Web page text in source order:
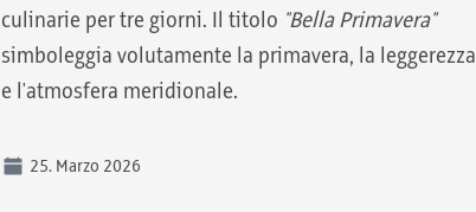
culinarie per tre giorni. Il titolo "Bella Primavera"
simboleggia volutamente la primavera, la leggerezza
e l'atmosfera meridionale.
25. Marzo 2026